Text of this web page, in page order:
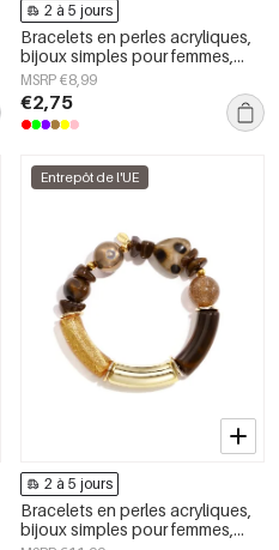
2 à 5 jours
Bracelets en perles acryliques,
bijoux simples pour femmes,
collection Daily Simple
MSRP €8,99
€2,75
Entrepôt de l'UE
2 à 5 jours
Bracelets en perles acryliques,
bijoux simples pour femmes,